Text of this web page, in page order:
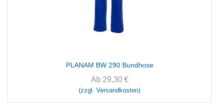
PLANAM BW 290 Bundhose
Ab 29,30€
(zzgl. Versandkosten)